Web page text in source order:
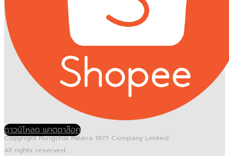
ดาวน์โหลด แคตตาล๊อค
Copyright Pongchai Patana 1977 Company Limited.
All rights reserved.